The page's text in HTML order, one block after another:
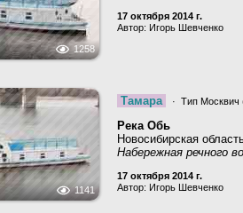
1258
17 октября 2014 г.
Автор: Игорь Шевченко
1141
Тамара · Тип
Река Обь
Новосибирская
Набережная речного
17 октября 2014 г.
Автор: Игорь Шевченко